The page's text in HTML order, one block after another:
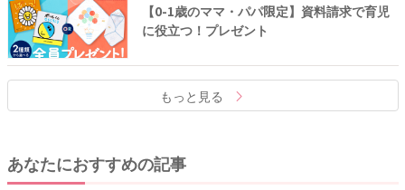
【0-1歳のママ・パパ限定】資料請求で育児
に役立つ！プレゼント
もっと見る
あなたにおすすめの記事